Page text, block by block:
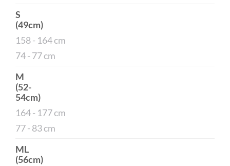
S
(49cm)
158 - 164 cm
74 - 77 cm
M
(52-
54cm)
164 - 177 cm
77 - 83 cm
ML
(56cm)